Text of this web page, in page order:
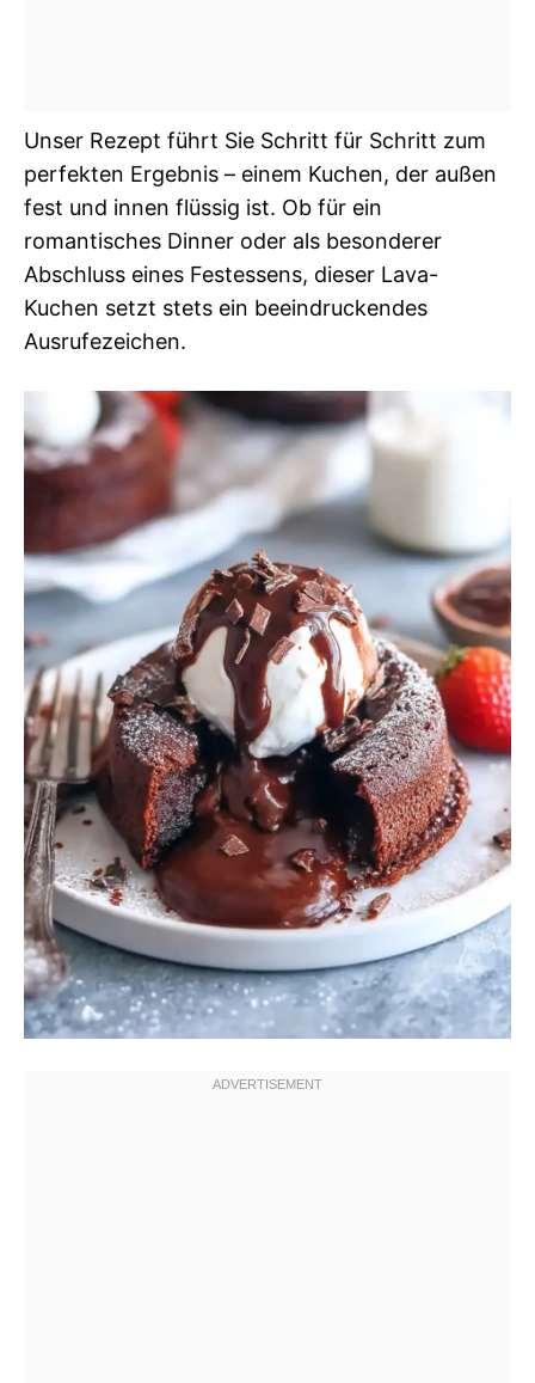
Unser Rezept führt Sie Schritt für Schritt zum
perfekten Ergebnis – einem Kuchen, der außen
fest und innen flüssig ist. Ob für ein
romantisches Dinner oder als besonderer
Abschluss eines Festessens, dieser Lava-
Kuchen setzt stets ein beeindruckendes
Ausrufezeichen.